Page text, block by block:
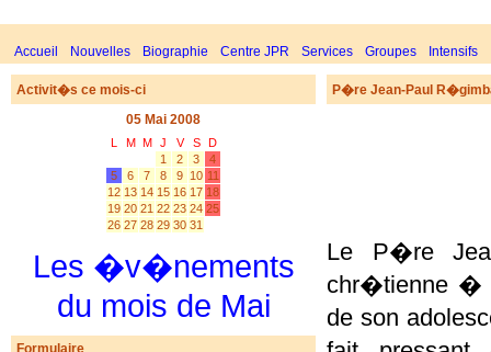
Accueil Nouvelles Biographie Centre JPR Services Groupes Intensifs
Activit�s ce mois-ci
05 Mai 2008
L M M J V S
D
1
2 3
4
5
6 7 8 9 10 11
12 13 14 15 16 17 18
19 20 21 22 23 24 25
26 27 28 29 30 31
Les �v�nements
du mois de Mai
Formulaire
P�re Jean-Paul
Le P�re
chr�tienne �
de son